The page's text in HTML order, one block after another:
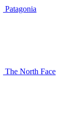
Patagonia
The North Face